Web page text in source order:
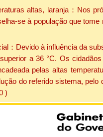
altas, laranja：Nos
se à população que
：Devido à influência da
a 36 °C. Os
pelas altas
do referido sistema,
)